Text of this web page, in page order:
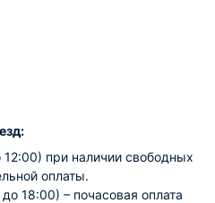
при наличии свободных
оплаты.
18:00) – почасовая оплата